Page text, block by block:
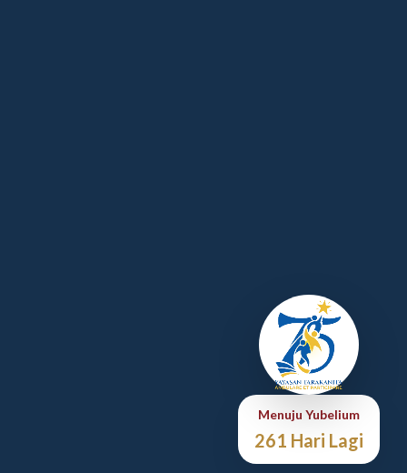
Menuju Yubelium
261 Hari Lagi